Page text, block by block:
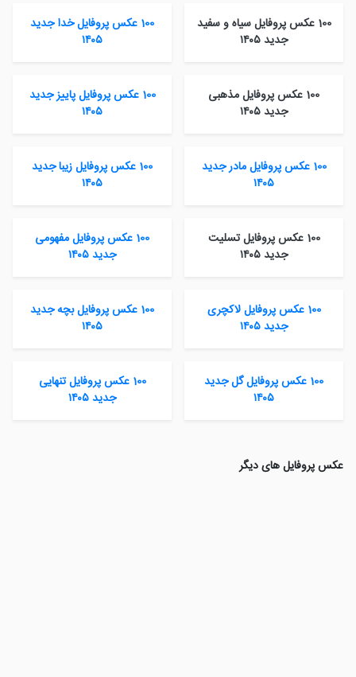
100 عکس پروفایل سیاه و سفید
جدید ۱۴۰۵
100 عکس پروفایل خدا جدید
۱۴۰۵
100 عکس پروفایل مذهبی
جدید ۱۴۰۵
100 عکس پروفایل پاییز جدید
۱۴۰۵
100 عکس پروفایل مادر جدید
۱۴۰۵
100 عکس پروفایل زیبا جدید
۱۴۰۵
100 عکس پروفایل تسلیت
جدید ۱۴۰۵
100 عکس پروفایل مفهومی
جدید ۱۴۰۵
100 عکس پروفایل لاکچری
جدید ۱۴۰۵
100 عکس پروفایل بچه جدید
۱۴۰۵
100 عکس پروفایل گل جدید
۱۴۰۵
100 عکس پروفایل تنهایی
جدید ۱۴۰۵
عکس پروفایل های دیگر